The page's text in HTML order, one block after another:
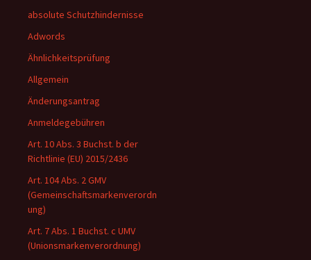
absolute Schutzhindernisse
Adwords
Ähnlichkeitsprüfung
Allgemein
Änderungsantrag
Anmeldegebühren
Art. 10 Abs. 3 Buchst. b der
Richtlinie (EU) 2015/2436
Art. 104 Abs. 2 GMV
(Gemeinschaftsmarkenverordn
ung)
Art. 7 Abs. 1 Buchst. c UMV
(Unionsmarkenverordnung)